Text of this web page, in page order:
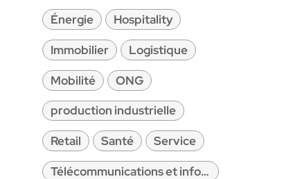
Énergie
Hospitality
Immobilier
Logistique
Mobilité
ONG
production industrielle
Retail
Santé
Service
Télécommunications et informatique